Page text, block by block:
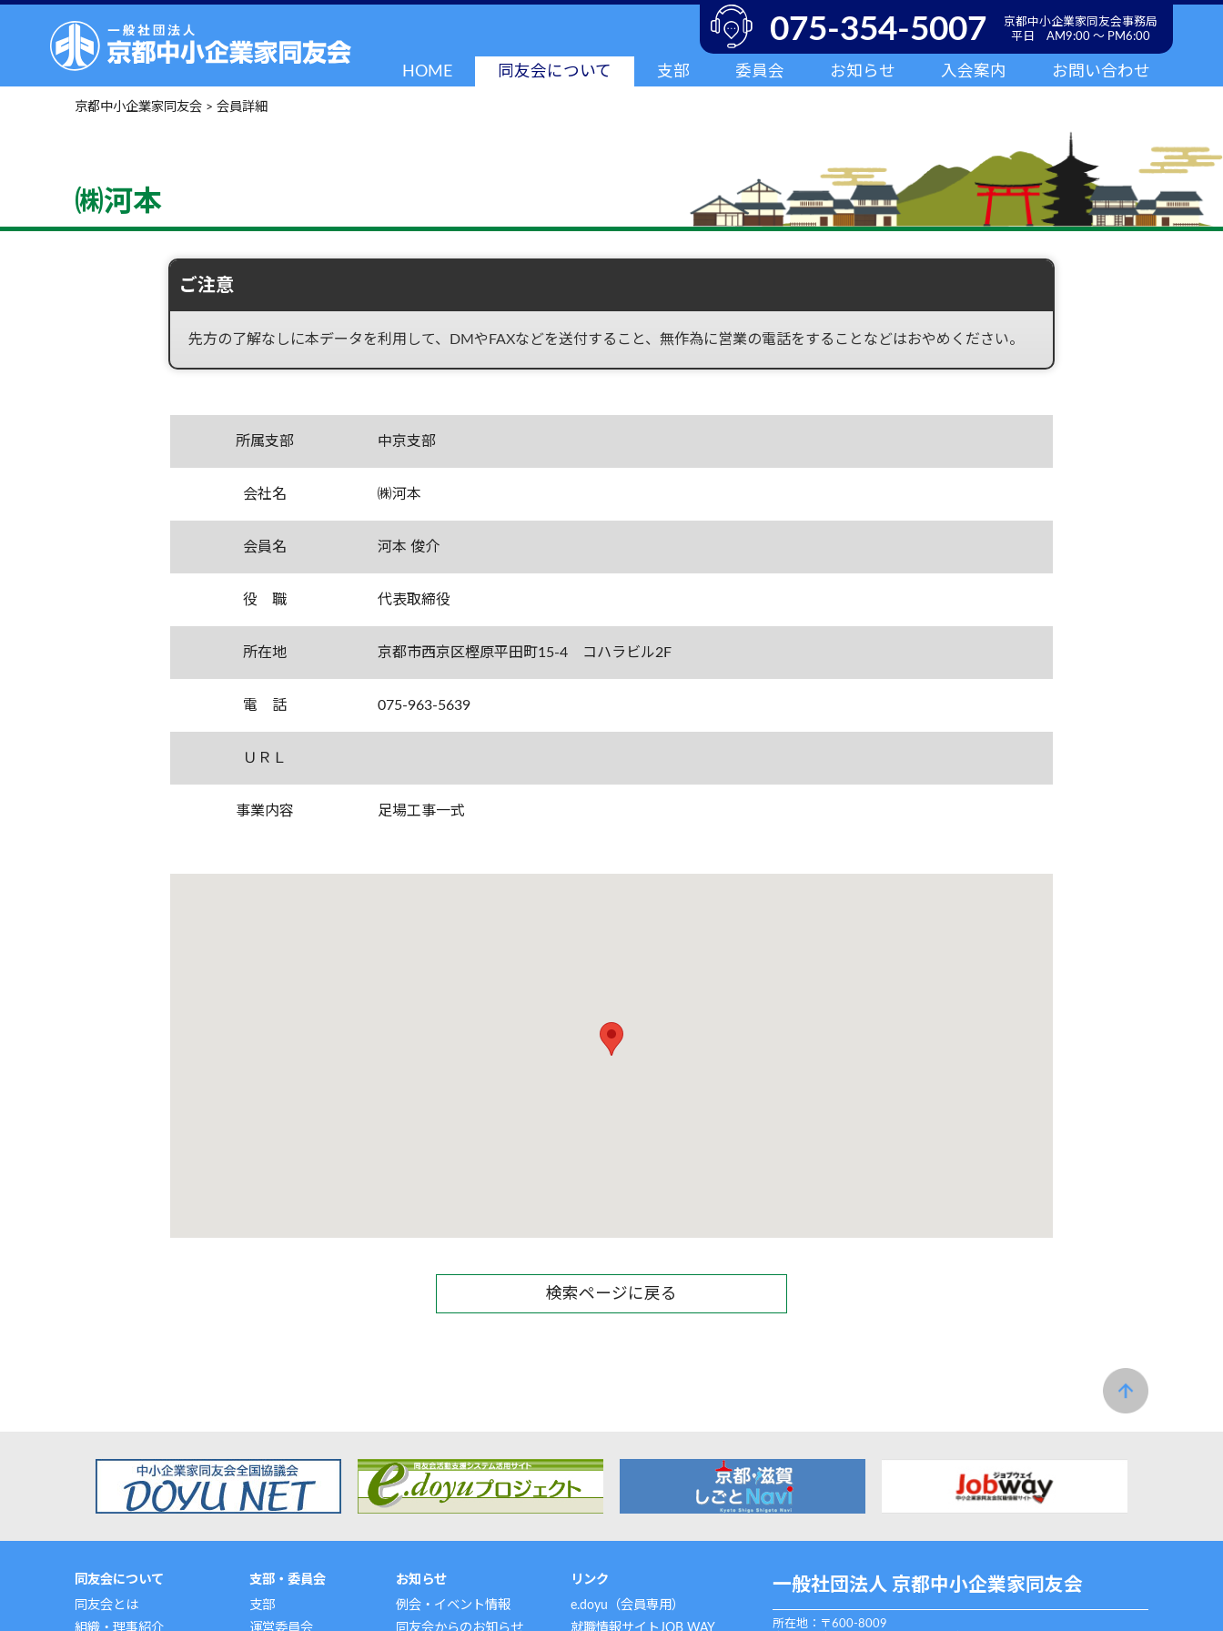
HOME 同友会について 支部 委員会 お知らせ 入会案内 お問い合わせ
075-354-5007
京都中小企業家同友会事務局
平日 AM9:00 ～ PM6:00
京都中小企業家同友会 > 会員詳細
㈱河本
ご注意
先方の了解なしに本データを利用して、DMやFAXなどを送付すること、無作為に営業の電話をすることなどはおやめください。
所属支部 中京支部
会社名 ㈱河本
会員名 河本 俊介
役 職 代表取締役
所在地 京都市西京区樫原平田町15-4 コハラビル2F
電 話 075-963-5639
ＵＲＬ
事業内容 足場工事一式
検索ページに戻る
同友会について
同友会とは
組織・理事紹介
支部・委員会
支部
運営委員会
お知らせ
例会・イベント情報
同友会からのお知らせ
リンク
e.doyu（会員専用）
就職情報サイトJOB WAY
一般社団法人 京都中小企業家同友会
所在地：〒600-8009